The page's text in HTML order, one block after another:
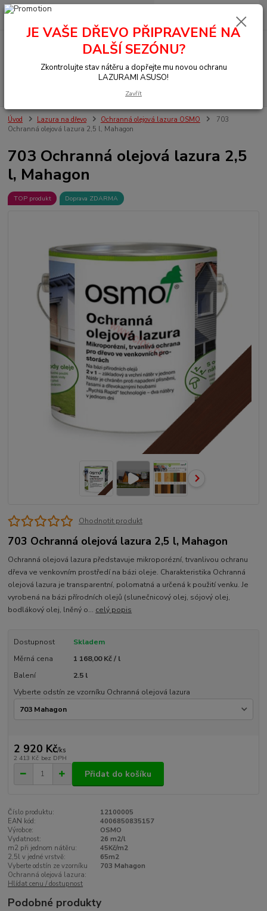
+420 377 441 961 0,00 Kč
Úvod Lazura na dřevo Ochranná olejová lazura OSMO
703
Ochranná olejová lazura 2,5 l, Mahagon
703 Ochranná olejová lazura 2,5
l, Mahagon
TOP produkt Doprava ZDARMA
Ohodnotit produkt
703 Ochranná olejová lazura 2,5 l, Mahagon
Ochranná olejová lazura představuje mikroporézní, trvanlivou ochranu
dřeva ve venkovním prostředí na bázi oleje. Charakteristika Ochranná
olejová lazura je transparentní, polomatná a určená k použití venku. Je
vyrobená na bázi přírodních olejů (slunečnicový olej, sójový olej,
bodlákový olej, lněný o... celý popis
Dostupnost
Skladem
Měrná cena
1 168,00 Kč / l
Balení
2.5 l
Vyberte odstín ze vzorníku Ochranná olejová lazura
2 920 Kč/ks
2 413 Kč bez DPH
Přidat do košíku
Číslo produktu:
12100005
EAN kód:
4006850835157
Výrobce:
OSMO
Vydatnost:
26 m2/l
m2 při jednom nátěru:
45Kč/m2
2,5l v jedné vrstvě:
65m2
Vyberte odstín ze vzorníku
Ochranná olejová lazura:
703 Mahagon
Hlídat cenu / dostupnost
Podobné produkty
JE VAŠE DŘEVO PŘIPRAVENÉ NA
DALŠÍ SEZÓNU?
Zkontrolujte stav nátěru a dopřejte mu novou ochranu
LAZURAMI ASUSO!
Zavřít